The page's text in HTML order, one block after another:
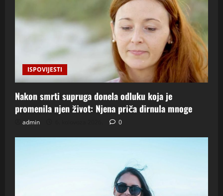
ISPOVIJESTI
Nakon smrti supruga donela odluku koja je
promenila njen život: Njena priča dirnula mnoge
admin 0